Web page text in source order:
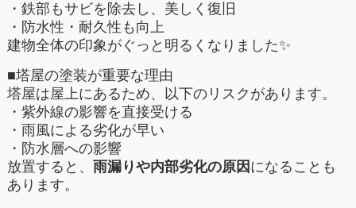
・鉄部もサビを除去し、美しく復旧
・防水性・耐久性も向上
建物全体の印象がぐっと明るくなりました✨
■塔屋の塗装が重要な理由
塔屋は屋上にあるため、以下のリスクがあります。
・紫外線の影響を直接受ける
・雨風による劣化が早い
・防水層への影響
放置すると、 雨漏りや内部劣化の原因 になることも
あります。